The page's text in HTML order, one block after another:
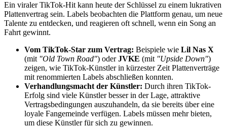
Ein viraler TikTok-Hit kann heute der Schlüssel zu einem lukrativen
Plattenvertrag sein. Labels beobachten die Plattform genau, um neue
Talente zu entdecken, und reagieren oft schnell, wenn ein Song an
Fahrt gewinnt.
Vom TikTok-Star zum Vertrag: Beispiele wie Lil Nas X
(mit "Old Town Road") oderJVKE (mit "Upside Down")
zeigen, wie TikTok-Künstler in kürzester Zeit Plattenverträge
mit renommierten Labels abschließen konnten.
Verhandlungsmacht der Künstler: Durch ihren TikTok-
Erfolg sind viele Künstler besser in der Lage, attraktive
Vertragsbedingungen auszuhandeln, da sie bereits über eine
loyale Fangemeinde verfügen. Labels müssen mehr bieten,
um diese Künstler für sich zu gewinnen.